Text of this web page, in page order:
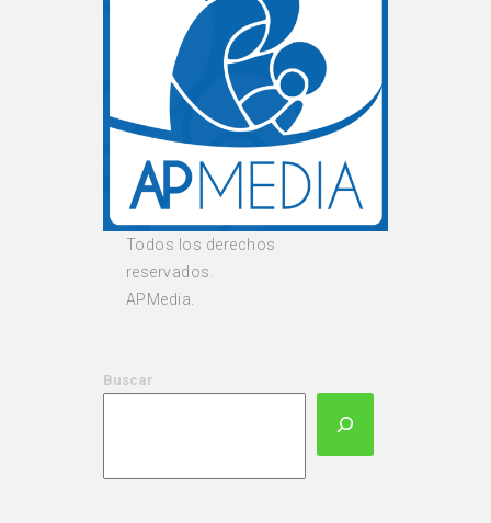
Todos los derechos
reservados.
APMedia.
Buscar